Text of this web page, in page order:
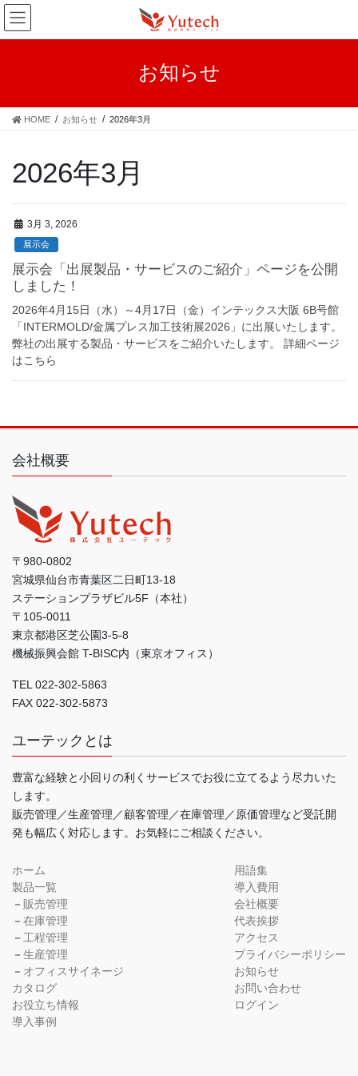
コ
ン
テ
ス
ナ
ビ
ゲ
ン
お知らせ
HOME お知らせ 2026年3月
2026年3月
3月 3, 2026
展示会
展示会「出展製品・サービスのご紹介」ページを公開
しました！
2026年4月15日（水）～4月17日（金）インテックス大阪 6B号館
「INTERMOLD/金属プレス加工技術展2026」に出展いたします。
弊社の出展する製品・サービスをご紹介いたします。 詳細ページ
はこちら
会社概要
〒980-0802
宮城県仙台市青葉区二日町13-18
ステーションプラザビル5F（本社）
〒105-0011
東京都港区芝公園3-5-8
機械振興会館 T-BISC内（東京オフィス）
TEL 022-302-5863
FAX 022-302-5873
ユーテックとは
豊富な経験と小回りの利くサービスでお役に立てるよう尽力いた
します。
販売管理／生産管理／顧客管理／在庫管理／原価管理など受託開
発も幅広く対応します。お気軽にご相談ください。
ホーム
製品一覧
－ 販売管理
－ 在庫管理
－ 工程管理
－ 生産管理
－ オフィスサイネージ
カタログ
お役立ち情報
導入事例
用語集
導入費用
会社概要
代表挨拶
アクセス
プライバシーポリシー
お知らせ
お問い合わせ
ログイン